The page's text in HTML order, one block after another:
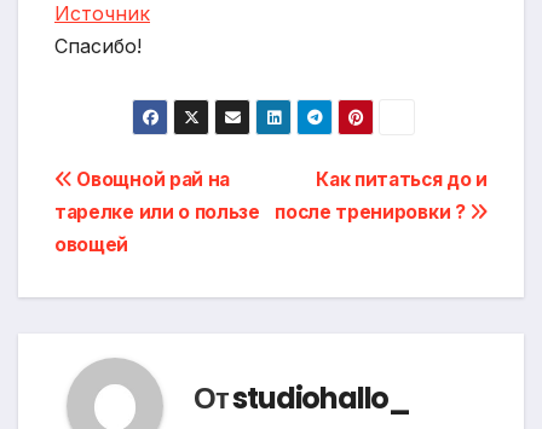
Источник
Спасибо!
Навигация
по
записям
Как питаться до и
после тренировки ?
Овощной рай на
тарелке или о пользе
овощей
Отstudiohallo_